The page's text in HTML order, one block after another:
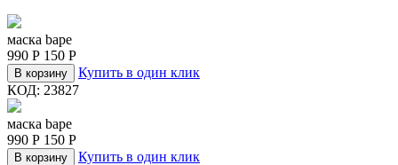
маска bape
990 Р 150 Р
В корзину
Купить в один клик
КОД: 23827
маска bape
990 Р 150 Р
В корзину
Купить в один клик